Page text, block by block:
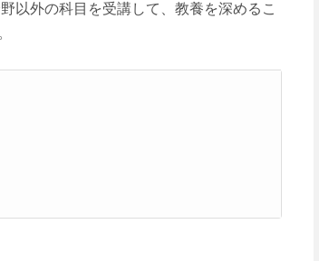
以外の科目を受講して、教養を深めるこ